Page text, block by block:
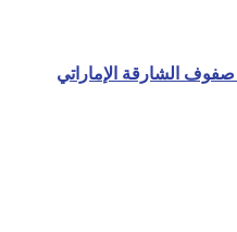
صفوف الشارقة الإماراتي